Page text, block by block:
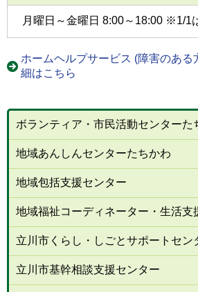
ボランティア・市民活動センターた
地域あんしんセンターたちかわ
地域包括支援センター
地域福祉コーディネーター・生活支
立川市くらし・しごとサポートセン
立川市基幹相談支援センター
月曜日～金曜日 8:00～18:00 ※1/1
ホームヘルプサービス (障害のある
細はこちら